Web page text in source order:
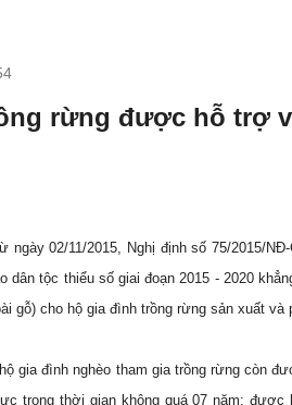
rừng được hỗ trợ
ngày 02/11/2015, Nghị định số 75/2015/
dân tộc thiểu số giai đoạn 2015 - 2020
gỗ) cho hộ gia đình trồng rừng sản xuất và
gia đình nghèo tham gia trồng rừng còn
trong thời gian không quá 07 năm; được